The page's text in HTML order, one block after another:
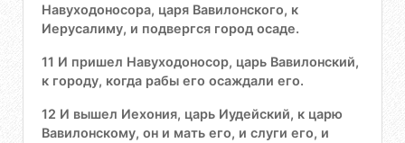
Навуходоносора, царя Вавилонского, к
Иерусалиму, и подвергся город осаде.
11 И пришел Навуходоносор, царь Вавилонский,
к городу, когда рабы его осаждали его.
12 И вышел Иехония, царь Иудейский, к царю
Вавилонскому, он и мать его, и слуги его, и